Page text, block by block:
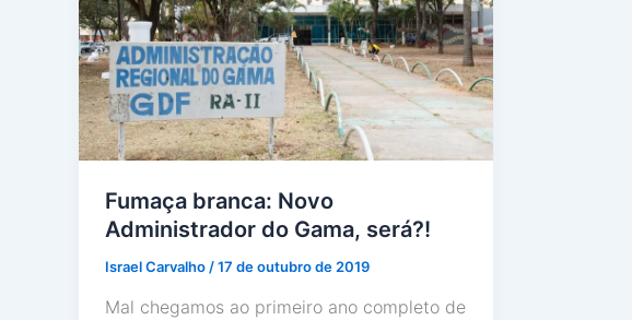
Fumaça branca: Novo
Administrador do Gama, será?!
Israel Carvalho /17 de outubro de 2019
Mal chegamos ao primeiro ano completo de